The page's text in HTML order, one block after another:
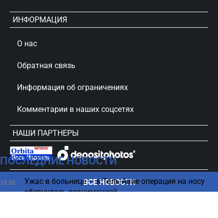
ПОСЛЕДНИЕ НОВОСТИ
13:35
Ужас в больнице — в Тель-Авие операция на носу
обернулась реанимацией
ВСЕ НОВОСТИ
ИНФОРМАЦИЯ
О нас
Обратная связь
Информация об ограничениях
Комментарии в наших соцсетях
НАШИ ПАРТНЕРЫ
сursorinfo.co.il © Все права защищены